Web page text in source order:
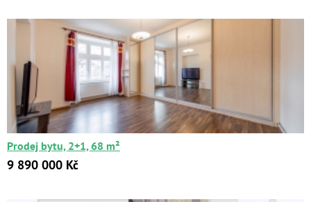
Prodej bytu, 2+1, 68 m²
9 890 000 Kč